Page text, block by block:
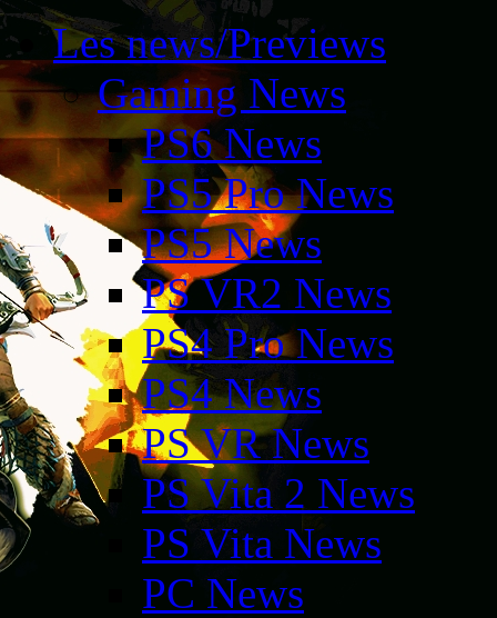
Les news/Previews
Gaming News
PS6 News
PS5 Pro News
PS5 News
PS VR2 News
PS4 Pro News
PS4 News
PS VR News
PS Vita 2 News
PS Vita News
PC News